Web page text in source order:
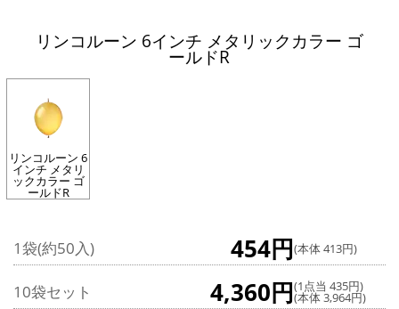
リンコルーン 6インチ メタリックカラー ゴ
ールドR
リンコルーン 6
インチ メタリ
ックカラー ゴ
ールドR
1袋(約50入) 454円(本体 413円)
10袋セット 4,360円(1点当 435円)
(本体 3,964円)